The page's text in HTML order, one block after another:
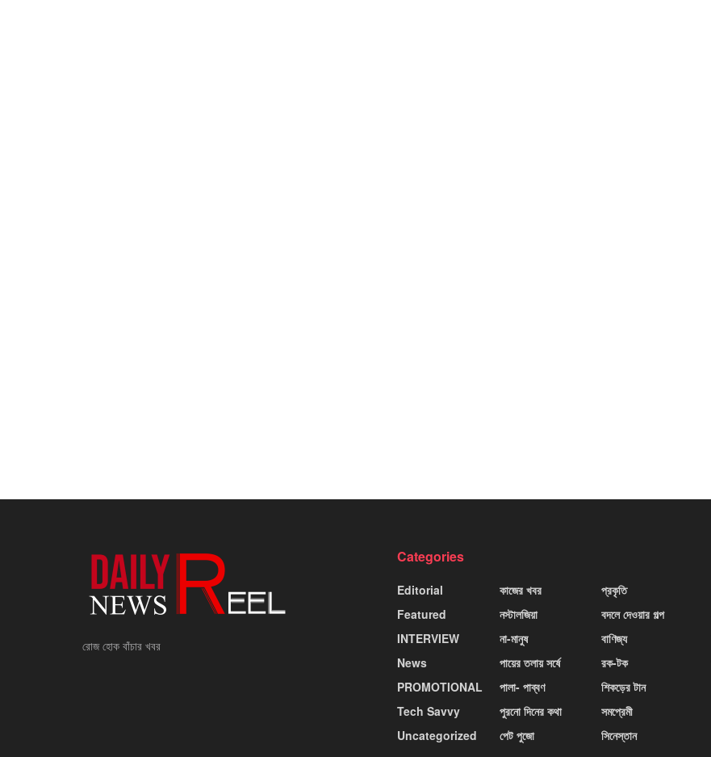
রোজ হোক বাঁচার খবর
Categories
Editorial
Featured
INTERVIEW
News
PROMOTIONAL
Tech Savvy
Uncategorized
কাজের খবর
নস্টালজিয়া
না-মানুষ
পায়ের তলায় সর্ষে
পালা- পাব্বণ
পুরনো দিনের কথা
পেট পুজো
প্রকৃতি
বদলে দেওয়ার গল্প
বাণিজ্য
রক-টক
শিকড়ের টান
সমপ্রেমী
সিনেস্তান